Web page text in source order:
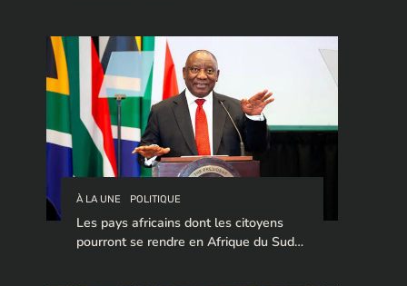
À LA UNE POLITIQUE
Les pays africains dont les citoyens
pourront se rendre en Afrique du Sud